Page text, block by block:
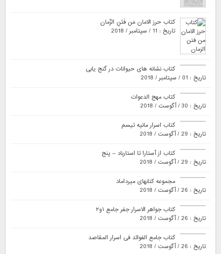
کتاب حرز الامان مَن فَتَنِ الزَّمان
تاریخ : 11 / سپتامبر / 2018
کتاب نشانه های حیوانات در گنج یابی
تاریخ : 01 / سپتامبر / 2018
کتاب مهج الدعوات
تاریخ : 30 / آگوست / 2018
کتاب اسرار مانیه تیسم
تاریخ : 29 / آگوست / 2018
کتاب از آستارا تا استارباد – پنج
تاریخ : 29 / آگوست / 2018
مجموعه کتابهای میرداماد
تاریخ : 26 / آگوست / 2018
کتاب جواهر الاسرار جفر جامع ۱و۲
تاریخ : 26 / آگوست / 2018
کتاب جامع الفوائد فی اسرار المقاصد
تاریخ : 26 / آگوست / 2018